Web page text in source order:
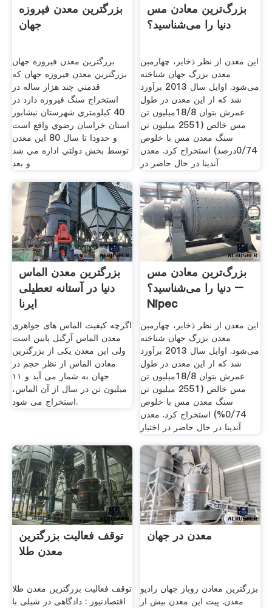
بزرگترین معدن فیروزه
جهان
بزرگترین معدن فیروزه جهان
بزرگترين معدن فيروزه جهان كه
قدمتي چند هزار ساله در
استخراج سنگ فيروزه دارد در
40 كيلومتري شهرستان نيشابور
استان خراسان رضوي واقع است
و حدودا تا سال 80 اين معدن
توسط بخش دولتي اداره مي شد
و بعد
بزرگ‌ترین معادن مس
دنیا را می‌شناسید؟
این معدن از نظر ذخایر، چهارمین
معدن بزرگ جهان شناخته
می‌شود. اوایل سال 2013 برآورد
شد که از این معدن در طول
عمرش بتوان 18/8میلیون تن
مس خالص (2551 میلیون تن
سنگ معدن مس با خلوص
0/74درصد) استخراج کرد. معدن
آندینا در حال حاضر در
بزرگترین معدن الماس
دنیا در آستانه تعطیلی
ایرنا
اگرچه کیفیت الماس های جواهری
معدن الماس آرگیل پایین است
ولی این معدن یکی از بزرگترین
معادن الماس از نظر حجم در
جهان به شمار می آید و ۱۱
میلیون تن در سال از آن الماس،
استخراج می شود.
بزرگ‌ترین معادن مس
دنیا را می‌شناسید؟ –
Nipec
این معدن از نظر ذخایر، چهارمین
معدن بزرگ جهان شناخته
می‌شود. اوایل سال 2013 برآورد
شد که از این معدن در طول
عمرش بتوان 18/8میلیون تن
مس خالص (2551 میلیون تن
سنگ معدن مس با خلوص
0/74%) استخراج کرد. معدن
آندینا در حال حاضر در اختیار
توقف فعالیت بزرگترین
معدن طلا
توقف فعالیت بزرگترین معدن طلا
اقتصادنیوز : دادگاهی در شیلی با
معدن در جهان
بزرگترین معادن روباز جهان رادیو
معدن. پیت این معدن بیش از